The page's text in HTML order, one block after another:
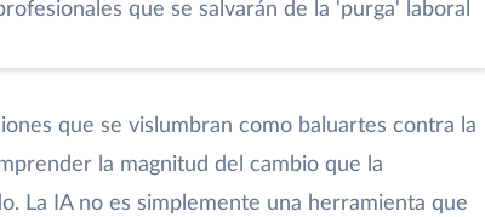
que se vislumbran como baluartes contra la
la magnitud del cambio que la
La IA no es simplemente una herramienta que